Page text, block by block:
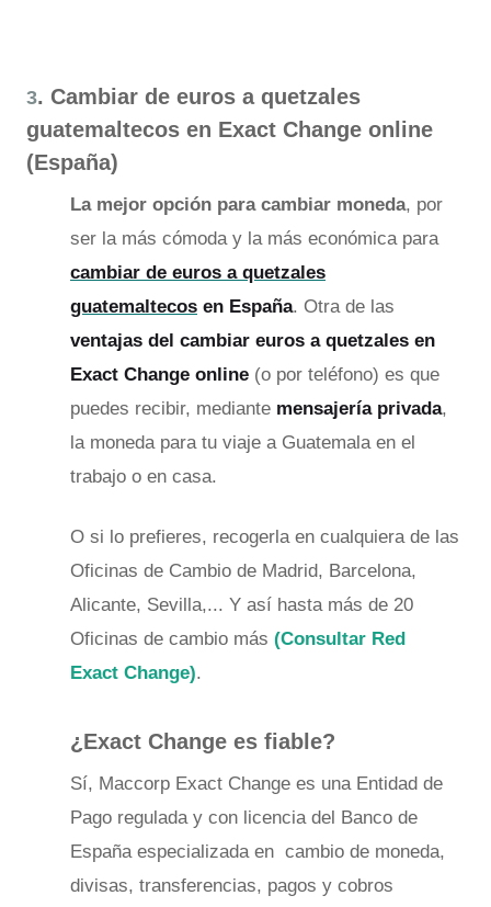
3. Cambiar de euros a quetzales
guatemaltecos en Exact Change online
(España)
La mejor opción para cambiar moneda, por
ser la más cómoda y la más económica para
cambiar de euros a quetzales
guatemaltecos en España. Otra de las
ventajas del cambiar euros a quetzales en
Exact Change online (o por teléfono) es que
puedes recibir, mediante mensajería privada,
la moneda para tu viaje a Guatemala en el
trabajo o en casa.
O si lo prefieres, recogerla en cualquiera de las
Oficinas de Cambio de Madrid, Barcelona,
Alicante, Sevilla,... Y así hasta más de 20
Oficinas de cambio más (Consultar Red
Exact Change).
¿Exact Change es fiable?
Sí, Maccorp Exact Change es una Entidad de
Pago regulada y con licencia del Banco de
España especializada en cambio de moneda,
divisas, transferencias, pagos y cobros